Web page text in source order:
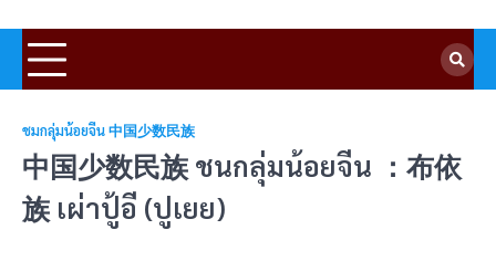
ชมกลุ่มน้อยจีน 中国少数民族
中国少数民族 ชนกลุ่มน้อยจีน ：布依
族 เผ่าปู้อี (ปูเยย)